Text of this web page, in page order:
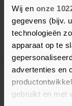
Wij en onze
gegevens (bijv.
technologieën
apparaat op te
advertenties en
gebruikt en met
Meer uit